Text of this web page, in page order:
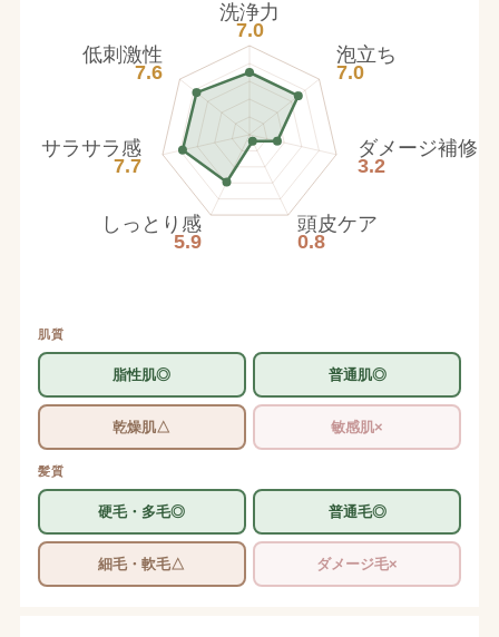
洗浄力
7.0
泡立ち
7.0
ダメージ補修
3.2
頭皮ケア
0.8
しっとり感
5.9
サラサラ感
7.7
低刺激性
7.6
肌質
脂性肌◎ 普通肌◎
乾燥肌△ 敏感肌×
髪質
硬毛・多毛◎ 普通毛◎
細毛・軟毛△ ダメージ毛×